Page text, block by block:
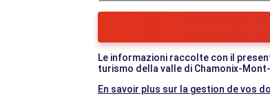
Le informazioni raccolte con il
turismo della valle di Chamonix-
En savoir plus sur la gestion de vos